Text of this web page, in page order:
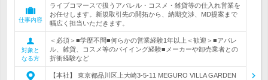
仕事内容
ライブコマースで扱うアパレル・コスメ・雑貨等の仕入れ営業を
お任せします。新規取引先の開拓から、納期交渉、MD提案まで
幅広く担当いただきます。
対象と
なる方
＜必須＞■学歴不問■何らかの営業経験1年以上＜歓迎＞■アパレ
ル、雑貨、コスメ等のバイイング経験■メーカーや卸売業者との
折衝経験など
【本社】 東京都品川区上大崎3-5-11 MEGURO VILLA GARDEN